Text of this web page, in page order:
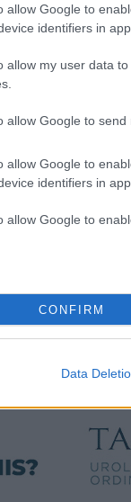
allow Google to
identifiers in
allow my user data
allow Google to
allow Google to
identifiers in
allow Google to
CONFIRM
Data